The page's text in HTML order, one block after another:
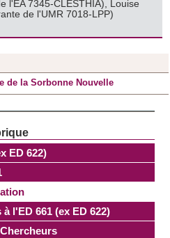
ED 622)
l'ED 661 (ex ED 622)
l'EA 7345-CLESTHIA), Louise
de l'UMR 7018-LPP)
de la Sorbonne Nouvelle